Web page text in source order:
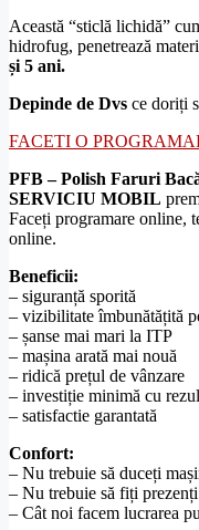
Această “sticlă lichidă”
hidrofug, penetrează
și 5 ani.
Depinde de Dvs ce doriți
FACETI O
PFB – Polish Faruri
SERVICIU MOBIL
Faceți programare online,
online.
Beneficii:
– siguranță sporită
– vizibilitate îmbunătățită
– șanse mai mari la ITP
– mașina arată mai nouă
– ridică prețul de vânzare
– investiție minimă cu
– satisfactie garantată
Confort:
– Nu trebuie să duceți
– Nu trebuie să fiți
– Cât noi facem lucrarea